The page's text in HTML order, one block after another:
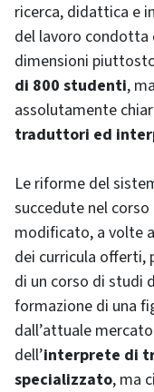
ricerca, didattica e
del lavoro condotta
dimensioni
di 800 studenti,
assolutamente
traduttori ed
Le riforme del
succedute nel
modificato, a volte
dei curricula offerti,
di un corso di studi
formazione di una
dall’attuale
dell’interprete di
specializzato, ma